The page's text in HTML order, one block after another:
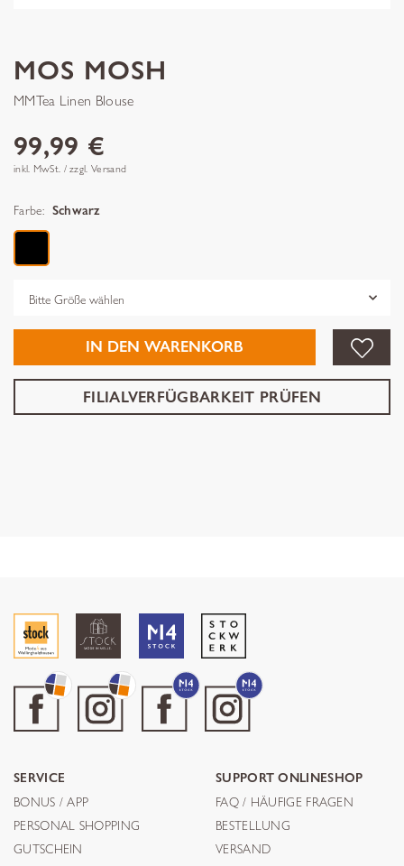
MOS MOSH
MMTea Linen Blouse
99,99 €
inkl. MwSt. / zzgl. Versand
Farbe: Schwarz
IN DEN WARENKORB
FILIALVERFÜGBARKEIT PRÜFEN
SERVICE
BONUS / APP
PERSONAL SHOPPING
GUTSCHEIN
SUPPORT ONLINESHOP
FAQ / HÄUFIGE FRAGEN
BESTELLUNG
VERSAND